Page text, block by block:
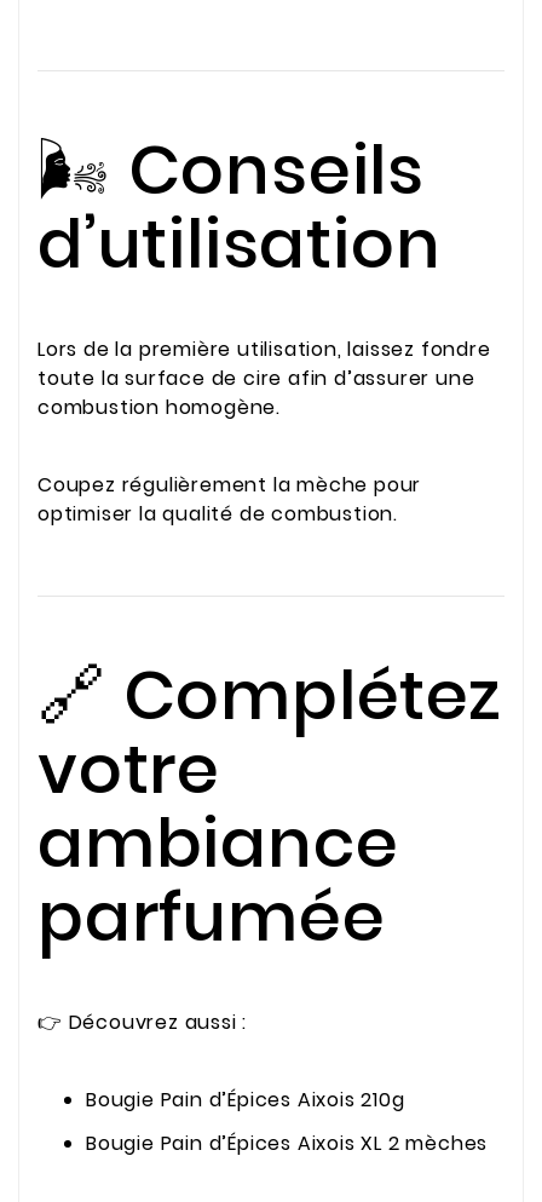
🌬️ Conseils
d’utilisation
Lors de la première utilisation, laissez fondre
toute la surface de cire afin d’assurer une
combustion homogène.
Coupez régulièrement la mèche pour
optimiser la qualité de combustion.
🔗 Complétez
votre
ambiance
parfumée
👉 Découvrez aussi :
Bougie Pain d’Épices Aixois 210g
Bougie Pain d’Épices Aixois XL 2 mèches